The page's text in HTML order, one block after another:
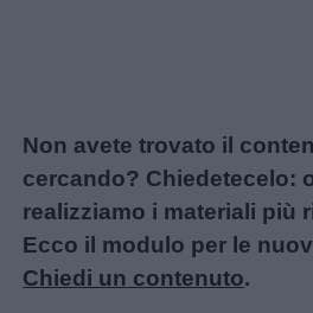
Non avete trovato il
cercando? Chiedetecelo:
realizziamo i materiali più
Ecco il modulo per le
Chiedi un contenuto.